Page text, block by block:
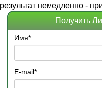
результат немедленно -
Получить
Имя*
E-mail*